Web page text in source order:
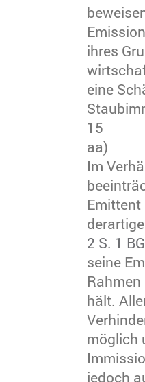
ihres
eine
15
aa)
Im
2 S. 1
seine
hält.
möglich
jedoch